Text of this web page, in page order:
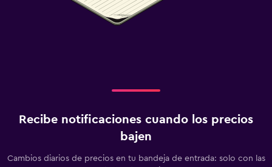
Recibe notificaciones cuando los precios
bajen
Cambios diarios de precios en tu bandeja de entrada: solo con las